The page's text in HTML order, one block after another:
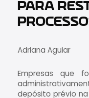
PARA
Adriana Aguiar
Empresas que
depósito prévio